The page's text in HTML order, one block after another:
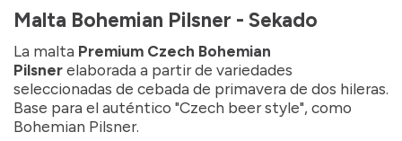
Malta Bohemian Pilsner - Sekado
La malta Premium Czech Bohemian
Pilsner elaborada a partir de variedades
seleccionadas de cebada de primavera de dos hileras.
Base para el auténtico "Czech beer style", como
Bohemian Pilsner.